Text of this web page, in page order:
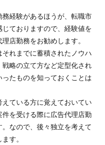
経験があるほうが、転職市
ておりますので、経験値を
店勤務をお勧めします。
れまでに蓄積されたノウハ
略の立て方など定型化され
たものを知っておくことは
ている方に覚えておいてい
を受ける際に広告代理店勤
なので、後々独立を考えて
す。